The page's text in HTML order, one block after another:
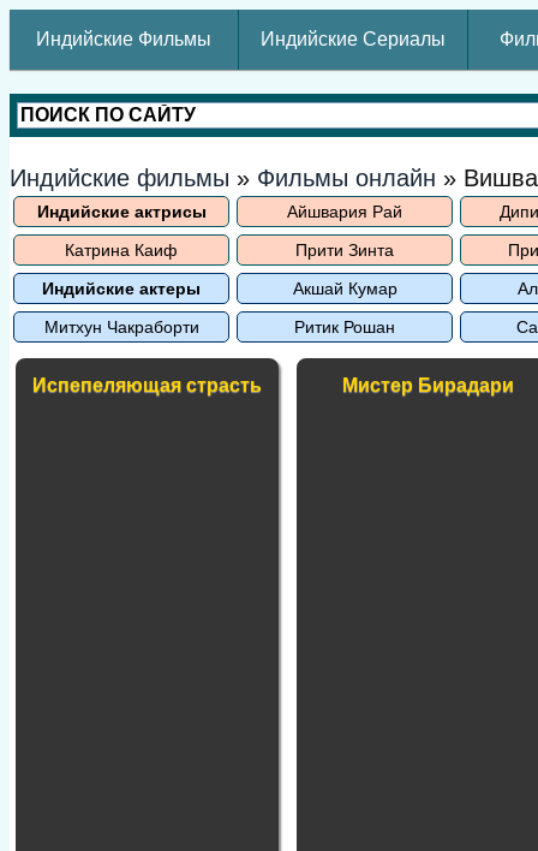
Индийские Фильмы Индийские Сериалы
Индийские фильмы » Фильмы онлайн »
Индийские актрисы Айшвария Рай
Катрина Каиф
Прити Зинта
Индийские актеры
Акшай Кумар
Митхун Чакраборти
Ритик Рошан
Испепеляющая страсть Мистер Бирадари